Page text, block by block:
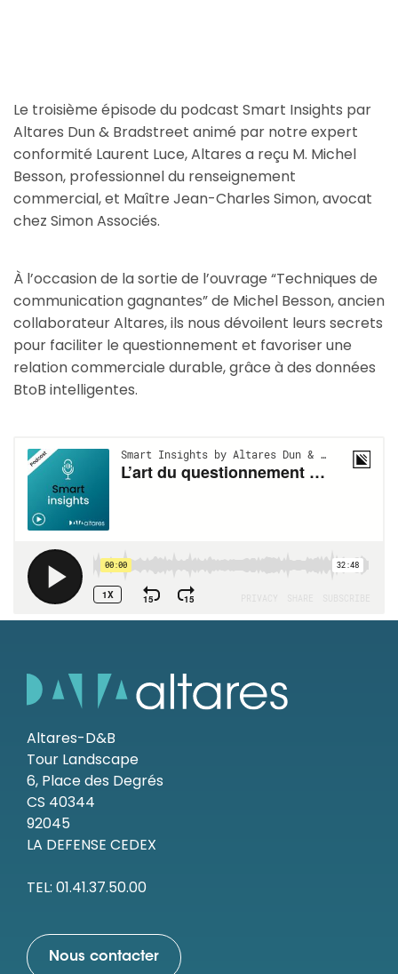
Le troisième épisode du podcast Smart Insights par
Altares Dun & Bradstreet animé par notre expert
conformité Laurent Luce, Altares a reçu M. Michel
Besson, professionnel du renseignement
commercial, et Maître Jean-Charles Simon, avocat
chez Simon Associés.
À l’occasion de la sortie de l’ouvrage “Techniques de
communication gagnantes” de Michel Besson, ancien
collaborateur Altares, ils nous dévoilent leurs secrets
pour faciliter le questionnement et favoriser une
relation commerciale durable, grâce à des données
BtoB intelligentes.
Altares-D&B
Tour Landscape
6, Place des Degrés
CS 40344
92045
LA DEFENSE CEDEX
TEL: 01.41.37.50.00
Nous contacter